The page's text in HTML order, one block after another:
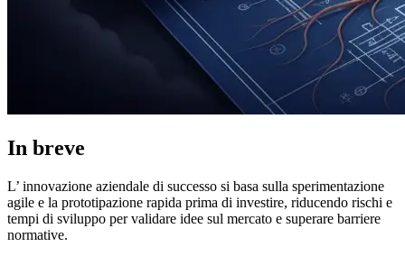
In breve
L’ innovazione aziendale di successo si basa sulla sperimentazione
agile e la prototipazione rapida prima di investire, riducendo rischi e
tempi di sviluppo per validare idee sul mercato e superare barriere
normative.